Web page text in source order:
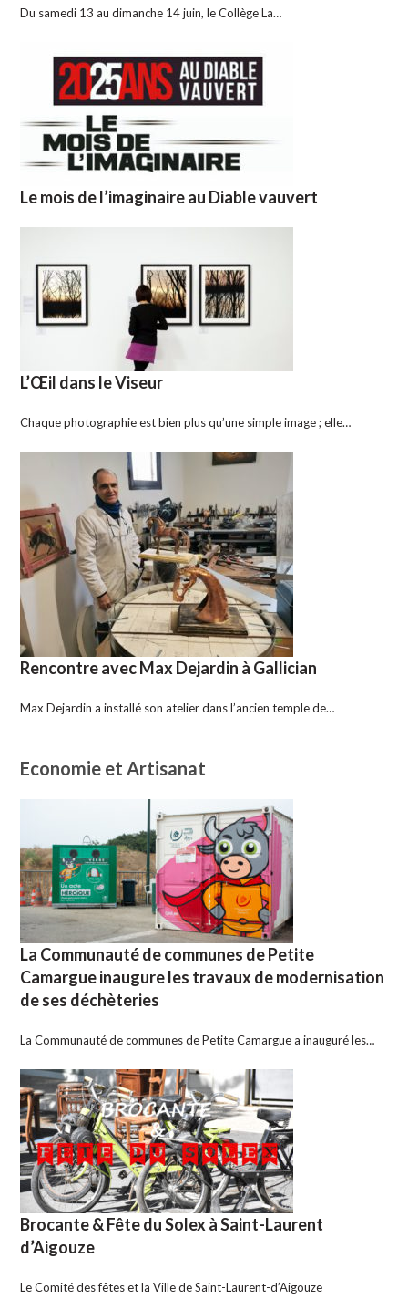
Du samedi 13 au dimanche 14 juin, le Collège La…
Le mois de l’imaginaire au Diable vauvert
L’Œil dans le Viseur
Chaque photographie est bien plus qu’une simple image ; elle…
Rencontre avec Max Dejardin à Gallician
Max Dejardin a installé son atelier dans l’ancien temple de…
Economie et Artisanat
La Communauté de communes de Petite
Camargue inaugure les travaux de modernisation
de ses déchèteries
La Communauté de communes de Petite Camargue a inauguré les…
Brocante & Fête du Solex à Saint-Laurent
d’Aigouze
Le Comité des fêtes et la Ville de Saint-Laurent-d’Aigouze